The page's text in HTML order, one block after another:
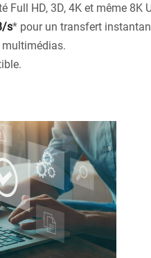
HD, 3D, 4K et même 8K
s* pour un transfert